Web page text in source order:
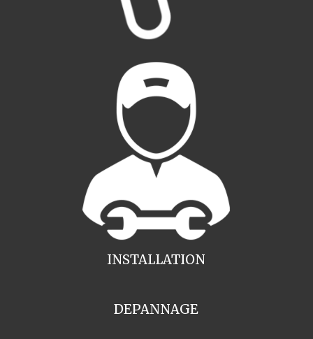
INSTALLATION
DEPANNAGE